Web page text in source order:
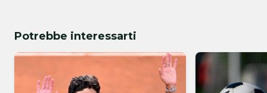
Potrebbe interessarti